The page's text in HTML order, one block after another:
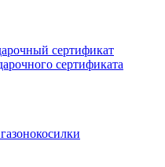
сертификат